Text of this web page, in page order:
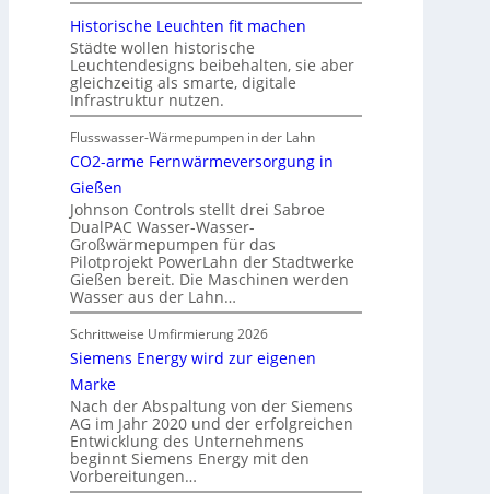
Historische Leuchten fit machen
Städte wollen historische
Leuchtendesigns beibehalten, sie aber
gleichzeitig als smarte, digitale
Infrastruktur nutzen.
Flusswasser-Wärmepumpen in der Lahn
CO2-arme Fernwärmeversorgung in
Gießen
Johnson Controls stellt drei Sabroe
DualPAC Wasser-Wasser-
Großwärmepumpen für das
Pilotprojekt PowerLahn der Stadtwerke
Gießen bereit. Die Maschinen werden
Wasser aus der Lahn…
Schrittweise Umfirmierung 2026
Siemens Energy wird zur eigenen
Marke
Nach der Abspaltung von der Siemens
AG im Jahr 2020 und der erfolgreichen
Entwicklung des Unternehmens
beginnt Siemens Energy mit den
Vorbereitungen…